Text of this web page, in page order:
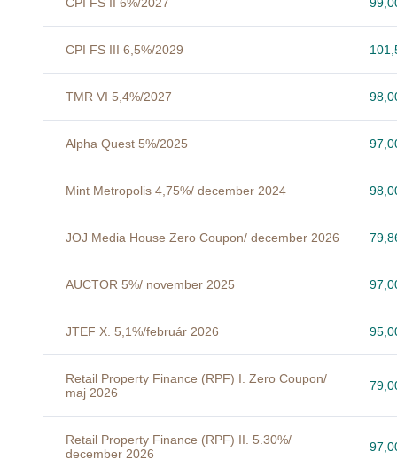
CPI FS III 6,5%/2029
TMR VI 5,4%/2027
Alpha Quest 5%/2025
Mint Metropolis 4,75%/ december 2024
JOJ Media House Zero Coupon/ december 2026
AUCTOR 5%/ november 2025
JTEF X. 5,1%/február 2026
Retail Property Finance (RPF) I. Zero Coupon/
maj 2026
Retail Property Finance (RPF) II. 5.30%/
december 2026